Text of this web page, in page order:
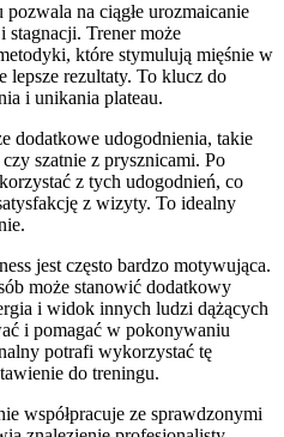
na ciągłe urozmaicanie
stagnacji. Trener może
które stymulują mięśnie w
lepsze rezultaty. To klucz do
i unikania plateau.
dodatkowe udogodnienia, takie
szatnie z prysznicami. Po
z tych udogodnień, co
z wizyty. To idealny
jest często bardzo motywująca.
może stanowić dodatkowy
i widok innych ludzi dążących
i pomagać w pokonywaniu
potrafi wykorzystać tę
do treningu.
współpracuje ze sprawdzonymi